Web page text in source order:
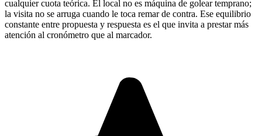
cualquier cuota teórica. El local no es máquina de golear temprano;
la visita no se arruga cuando le toca remar de contra. Ese equilibrio
constante entre propuesta y respuesta es el que invita a prestar más
atención al cronómetro que al marcador.